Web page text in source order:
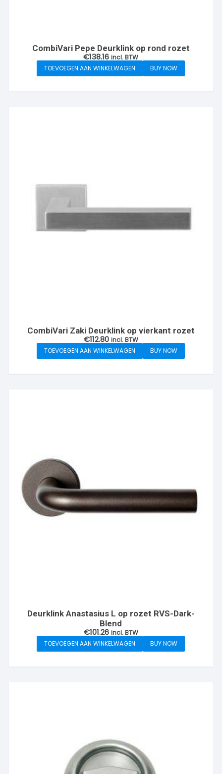
CombiVari Pepe Deurklink op rond rozet
€138.16 incl. BTW
TOEVOEGEN AAN WINKELWAGEN
BUY NOW
CombiVari Zaki Deurklink op vierkant rozet
€112.80 incl. BTW
TOEVOEGEN AAN WINKELWAGEN
BUY NOW
Deurklink Anastasius L op rozet RVS-Dark-
Blend
€101.26 incl. BTW
TOEVOEGEN AAN WINKELWAGEN
BUY NOW